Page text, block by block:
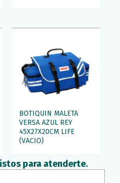
para atenderte.
BOTIQUIN MALETA
VERSA AZUL REY
45X27X20CM LIFE
(VACIO)